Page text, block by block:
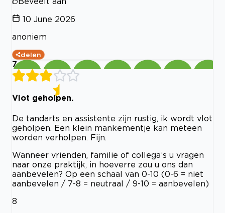
10 June 2026
anoniem
delen
7
Vlot geholpen.
De tandarts en assistente zijn rustig, ik wordt vlot
geholpen. Een klein mankementje kan meteen
worden verholpen. Fijn.
Wanneer vrienden, familie of collega’s u vragen
naar onze praktijk, in hoeverre zou u ons dan
aanbevelen? Op een schaal van 0-10 (0-6 = niet
aanbevelen / 7-8 = neutraal / 9-10 = aanbevelen)
8